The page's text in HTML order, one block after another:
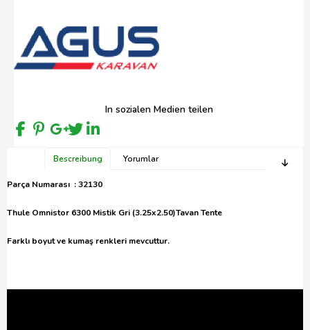
In sozialen Medien teilen
Bescreibung Yorumlar
Parça Numarası : 32130
Thule Omnistor 6300 Mistik Gri (3.25x2.50)Tavan Tente
Farklı boyut ve kumaş renkleri mevcuttur.